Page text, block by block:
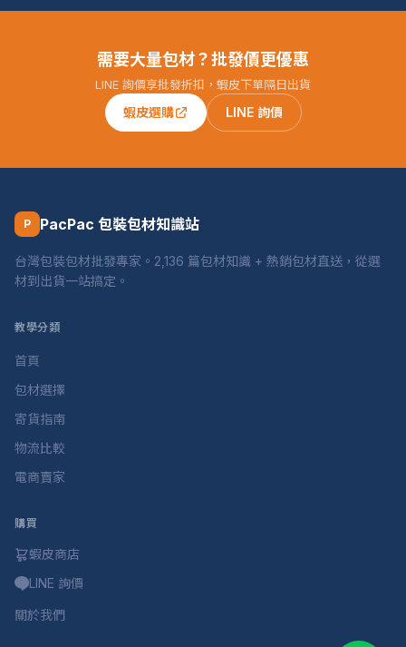
需要大量包材？批發價更優惠
LINE 詢價享批發折扣，蝦皮下單隔日出貨
蝦皮選購 LINE 詢價
P PacPac 包裝包材知識站
台灣包裝包材批發專家。2,136 篇包材知識 + 熱銷包材直送，從選
材到出貨一站搞定。
教學分類
首頁
包材選擇
寄貨指南
物流比較
電商賣家
購買
蝦皮商店
LINE 詢價
關於我們